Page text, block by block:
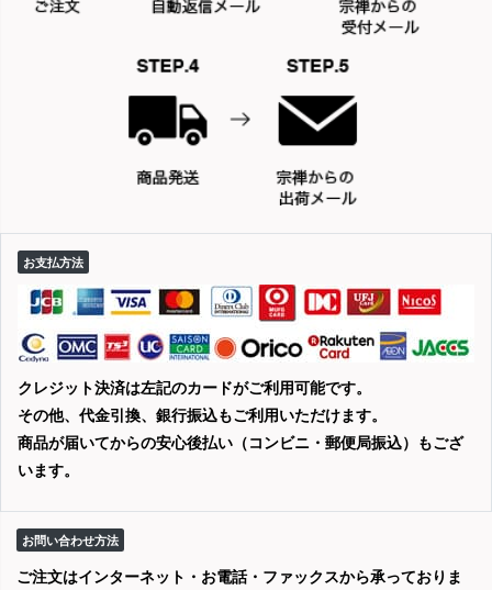
お支払方法
クレジット決済は左記のカードがご利用可能です。
その他、代金引換、銀行振込もご利用いただけます。
商品が届いてからの安心後払い（コンビニ・郵便局振込）もござ
います。
お問い合わせ方法
ご注文はインターネット・お電話・ファックスから承っておりま